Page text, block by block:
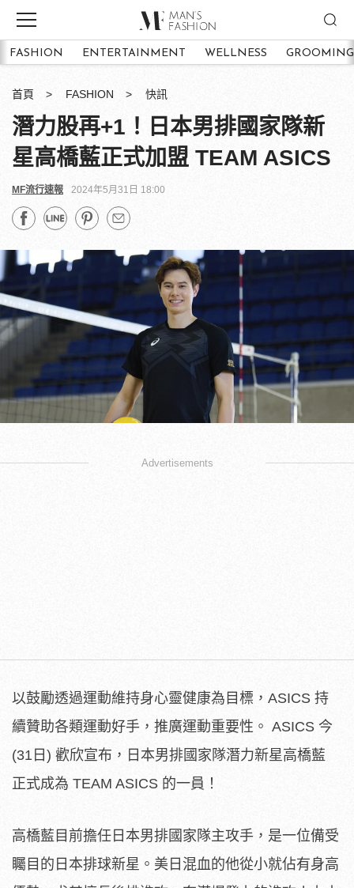
FASHION ENTERTAINMENT WELLNESS GROOMING
首頁 FASHION 快訊
潛力股再+1！日本男排國家隊新
星高橋藍正式加盟 TEAM ASICS
MF流行速報 2024年5月31日 18:00
Advertisements
以鼓勵透過運動維持身心靈健康為目標，ASICS 持
續贊助各類運動好手，推廣運動重要性。 ASICS 今
(31日) 歡欣宣布，日本男排國家隊潛力新星高橋藍
正式成為 TEAM ASICS 的一員！
高橋藍目前擔任日本男排國家隊主攻手，是一位備受
矚目的日本排球新星。美日混血的他從小就佔有身高